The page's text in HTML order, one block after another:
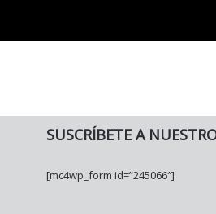
SUSCRÍBETE A
[mc4wp_form id=”245066″]